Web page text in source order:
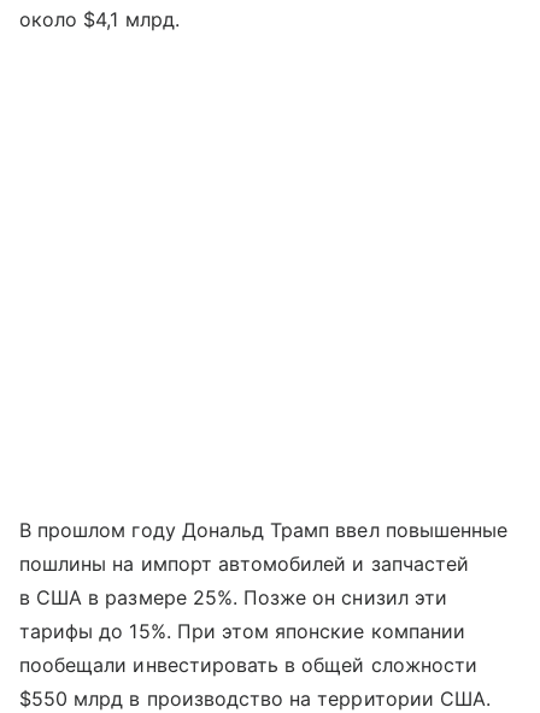
около $4,1 млрд.
В прошлом году Дональд Трамп ввел повышенные
пошлины на импорт автомобилей и запчастей
в США в размере 25%. Позже он снизил эти
тарифы до 15%. При этом японские компании
пообещали инвестировать в общей сложности
$550 млрд в производство на территории США.